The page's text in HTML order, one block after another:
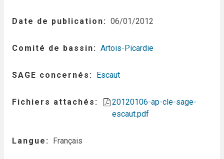
Date de publication 06/01/2012
Comité de bassin Artois-Picardie
SAGE concernés Escaut
Fichiers attachés
20120106-ap-cle-sage-
escaut.pdf
Langue Français